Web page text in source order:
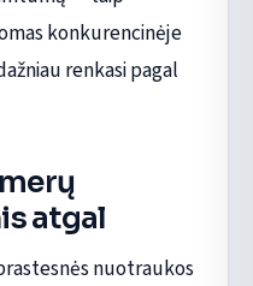
konkurencinėje
renkasi pagal
atgal
nuotraukos